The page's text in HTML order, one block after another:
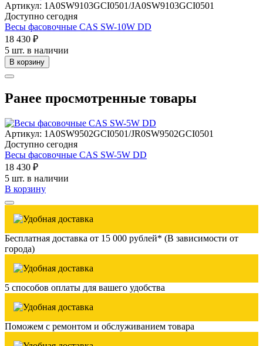
Артикул: 1A0SW9103GCI0501/JA0SW9103GCI0501
Доступно сегодня
Весы фасовочные CAS SW-10W DD
18 430 ₽
5 шт. в наличии
В корзину
Ранее просмотренные товары
Артикул: 1A0SW9502GCI0501/JR0SW9502GCI0501
Доступно сегодня
Весы фасовочные CAS SW-5W DD
18 430 ₽
5 шт. в наличии
В корзину
Бесплатная доставка от 15 000 рублей* (В зависимости от
города)
5 способов оплаты для вашего удобства
Поможем с ремонтом и обслуживанием товара